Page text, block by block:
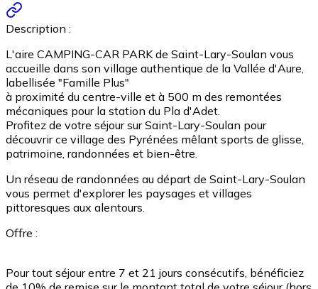
Description :
L'aire CAMPING-CAR PARK de Saint-Lary-Soulan vous
accueille dans son village authentique de la Vallée d'Aure,
labellisée "Famille Plus"
à proximité du centre-ville et à 500 m des remontées
mécaniques pour la station du Pla d'Adet.
Profitez de votre séjour sur Saint-Lary-Soulan pour
découvrir ce village des Pyrénées mêlant sports de glisse,
patrimoine, randonnées et bien-être.
Un réseau de randonnées au départ de Saint-Lary-Soulan
vous permet d'explorer les paysages et villages
pittoresques aux alentours.
Offre :
Pour tout séjour entre 7 et 21 jours consécutifs, bénéficiez